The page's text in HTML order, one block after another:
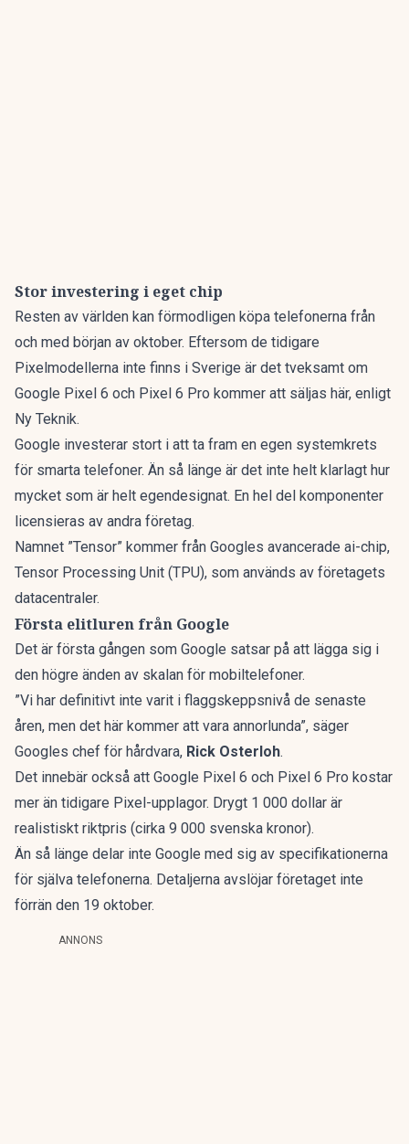
Stor investering i eget chip
Resten av världen kan förmodligen köpa telefonerna från
och med början av oktober. Eftersom de tidigare
Pixelmodellerna inte finns i Sverige är det tveksamt om
Google Pixel 6 och Pixel 6 Pro kommer att säljas här, enligt
Ny Teknik.
Google investerar stort i att ta fram en egen systemkrets
för smarta telefoner. Än så länge är det inte helt klarlagt hur
mycket som är helt egendesignat. En hel del komponenter
licensieras av andra företag.
Namnet ”Tensor” kommer från Googles avancerade ai-chip,
Tensor Processing Unit (TPU), som används av företagets
datacentraler.
Första elitluren från Google
Det är första gången som Google satsar på att lägga sig i
den högre änden av skalan för mobiltelefoner.
”Vi har definitivt inte varit i flaggskeppsnivå de senaste
åren, men det här kommer att vara annorlunda”, säger
Googles chef för hårdvara, Rick Osterloh.
Det innebär också att Google Pixel 6 och Pixel 6 Pro kostar
mer än tidigare Pixel-upplagor. Drygt 1 000 dollar är
realistiskt riktpris (cirka 9 000 svenska kronor).
Än så länge delar inte Google med sig av specifikationerna
för själva telefonerna. Detaljerna avslöjar företaget inte
förrän den 19 oktober.
ANNONS